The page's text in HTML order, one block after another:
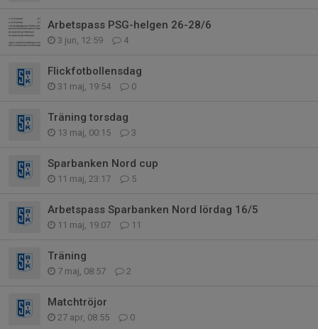
Arbetspass PSG-helgen 26-28/6
3 jun, 12:59 4
Flickfotbollensdag
31 maj, 19:54 0
Träning torsdag
13 maj, 00:15 3
Sparbanken Nord cup
11 maj, 23:17 5
Arbetspass Sparbanken Nord lördag 16/5
11 maj, 19:07 11
Träning
7 maj, 08:57 2
Matchtröjor
27 apr, 08:55 0